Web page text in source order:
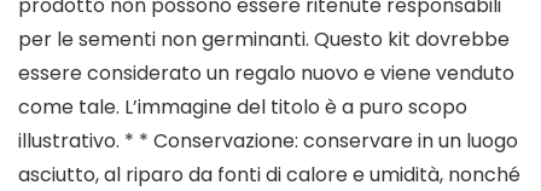
prodotto non possono essere ritenute responsabili
per le sementi non germinanti. Questo kit dovrebbe
essere considerato un regalo nuovo e viene venduto
come tale. L’immagine del titolo è a puro scopo
illustrativo. * * Conservazione: conservare in un luogo
asciutto, al riparo da fonti di calore e umidità, nonché